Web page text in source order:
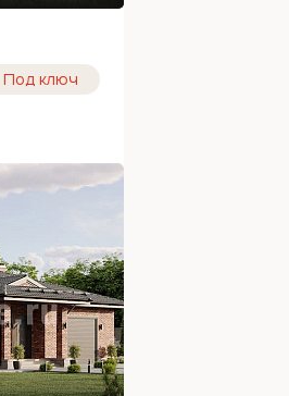
Под ключ